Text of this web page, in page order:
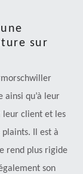
sur
ainsi qu’à leur
leur client et les
Il est à
rend plus rigide
son